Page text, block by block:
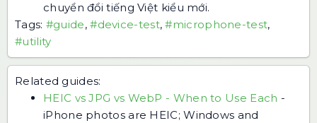
chuyển đổi tiếng Việt kiểu mới.
Tags: #guide,#device-test,#microphone-test,
#utility
Related guides:
HEIC vs JPG vs WebP - When to Use Each -
iPhone photos are HEIC; Windows and